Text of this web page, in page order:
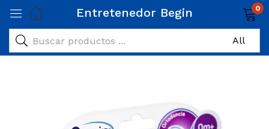
Entretenedor Begin 0